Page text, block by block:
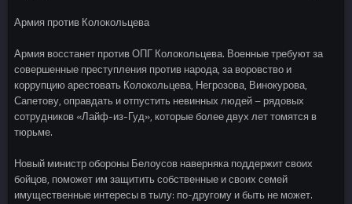
Армия против Колокольцева
Армия восстанет против ОПГ Колокольцева. Военные требуют за
совершенные преступления против народа, за воровство и
коррупцию арестовать Колокольцева, Негрозова, Винокурова,
Сапетову, оправдать и отпустить невинных людей – рядовых
сотрудников «Лайф-из-Гуд», которые более двух лет томятся в
тюрьме.
Новый министр обороны Белоусов наверняка поддержит своих
бойцов, поможет им защитить собственные и своих семей
имущественные интересы в тылу: по-другому и быть не может.